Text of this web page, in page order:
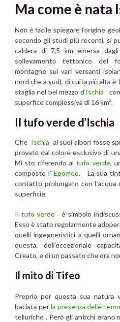
Ma come è nata
Non è facile spiegare l’origine
secondo gli studi più recenti, si
caldera di 7,5 km emersa
sollevamento tettonico del
montagne sui vari versanti
nord che a sud), di cui la più alta è
staglia nel bel mezzo d’Ischia
superfice complessiva di 16 km².
Il tufo verde d’Ischia
Che Ischia ai suoi albori fosse
provato dal colore esclusivo di
Mi sto riferendo altufo verde,
composto l’ Epomeo. La sua
contatto prolungato con l’acqua
superficie.
Il tufo verdeè simbolo
Esso è stato regolarmente
quelli ingegneristici a quelli
questa, dell’eccezionale
Creato, e di un passato che ora
Il mito di Tifeo
Proprio per questa sua natura
baciata perla presenza delle
telluriche . Però gli antichi erano